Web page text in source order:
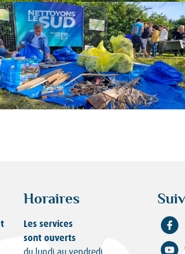
Horaires
Les services
sont ouverts